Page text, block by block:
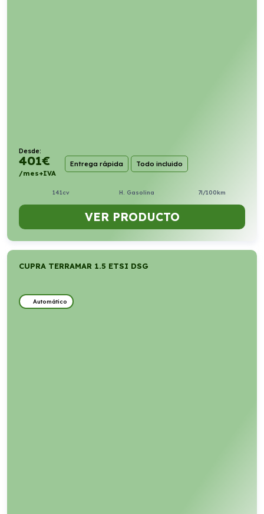
Desde:
401€
/mes+IVA
Entrega rápida Todo incluido
141cv H. Gasolina 7l/100km
VER PRODUCTO
CUPRA TERRAMAR 1.5 ETSI DSG
Automático